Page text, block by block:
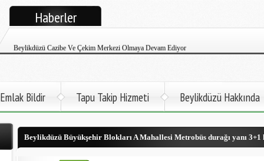
Haberler
Beylikdüzü Cem Emlak Tüm İlanlarıyla Google+ Yayınına Başladı
Beylikdüzü İlçemize Deniz Otobüsü Gelmek Üzere
Kadir Topbaş Açıkladı. 2017'de Metro Beylikdüzü'nde
Emlak Bildir Tapu Takip Hizmeti Beylikdüzü Hakkında
Beylikdüzü Büyükşehir Blokları A Mahallesi Metrobüs durağı yanı